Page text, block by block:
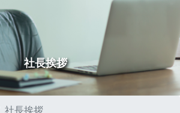
社長挨拶
社長挨拶